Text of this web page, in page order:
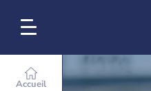
Accueil